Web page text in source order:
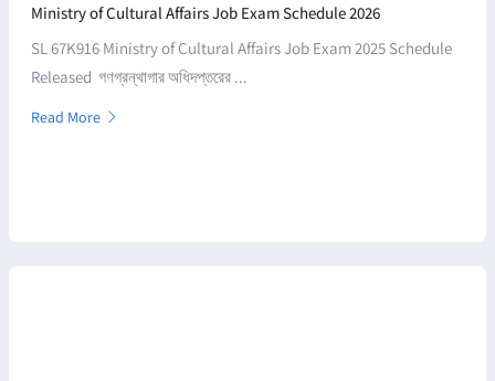
Ministry of Cultural Affairs Job Exam Schedule 2026
SL 67K916 Ministry of Cultural Affairs Job Exam 2025 Schedule
Released গণগ্রন্থাগার অধিদপ্তরের ...
Read More